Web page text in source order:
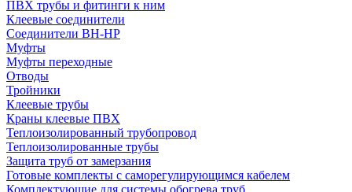
ПВХ трубы и фитинги к ним
Клеевые соединители
Соединители ВН-НР
Муфты
Муфты переходные
Отводы
Тройники
Клеевые трубы
Краны клеевые ПВХ
Теплоизолированный трубопровод
Теплоизолированные трубы
Защита труб от замерзания
Готовые комплекты с саморегулирующимся кабелем
Комплектующие для системы обогрева труб